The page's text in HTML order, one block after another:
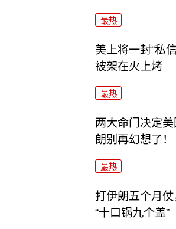
最热
美上将一封“私
被架在火上烤
最热
两大命门决定
朗别再幻想了！
最热
打伊朗五个月
“十口锅九个盖”